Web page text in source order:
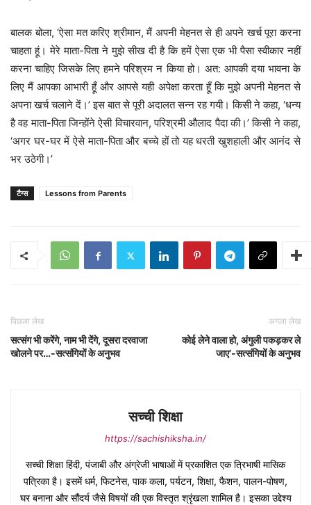
बालक बोला, ‘ऐसा मत करिए श्रीमान, मैं अपनी मेहनत से ही अपने खर्च पूरा करना
चाहता हूं। मेरे माता-पिता ने मुझे सीख दी है कि हमें ऐसा एक भी पैसा स्वीकार नहीं
करना चाहिए जिसके लिए हमने परिश्रम न किया हो। अत: आपकी दया भावना के
लिए मैं आपका आभारी हूँ और आपसे यही अपेक्षा करता हूँ कि मुझे अपनी मेहनत से
अपना खर्च चलाने दें।’ इस बात से पूरी अदालत सन्न रह गयी। किसी ने कहा, ‘धन्य
है वह माता-पिता जिन्होंने ऐसी विचारवान, परिश्रमी औलाद पैदा की।’ किसी ने कहा,
‘अगर घर-घर में ऐसे माता-पिता और बच्चे हों तो यह धरती खुशहाली और आनंद से
भर उठेगी।’
टैग्स Lessons from Parents
पिछला लेख
सत्संग भी करेंगे, नाम भी देंगे, दूसरा दरवाजा
खोलने पर…-सत्संगियों के अनुभव
अगला लेख
कोई लेने वाला हो, अंगुली पकड़कर ले
जाए’-सत्संगियों के अनुभव
सच्ची शिक्षा
https://sachishiksha.in/
सच्ची शिक्षा हिंदी, पंजाबी और अंग्रेजी भाषाओं में प्रकाशित एक त्रिभाषी मासिक
पत्रिका है। इसमें धर्म, फिटनेस, पाक कला, पर्यटन, शिक्षा, फैशन, पालन-पोषण,
घर बनाना और सौंदर्य जैसे विषयों की एक विस्तृत श्रृंखला शामिल है। इसका उद्देश्य